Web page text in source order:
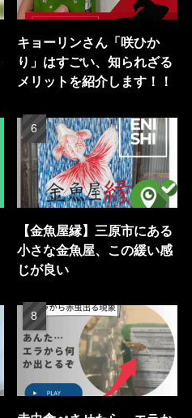
キョーリンさん「咲ひか
り」はすごい、知られざる
メリットを紹介します！！
【金魚屋縁】三原市にある
小さな金魚屋、この緩い感
じが良い